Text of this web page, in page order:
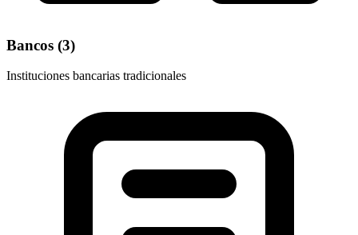
Bancos (3)
Instituciones bancarias tradicionales